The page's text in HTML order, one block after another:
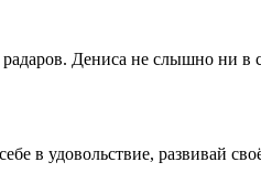
Дениса не слышно ни
удовольствие, развивай